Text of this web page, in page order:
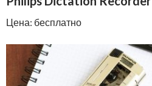
Цена: бесплатно